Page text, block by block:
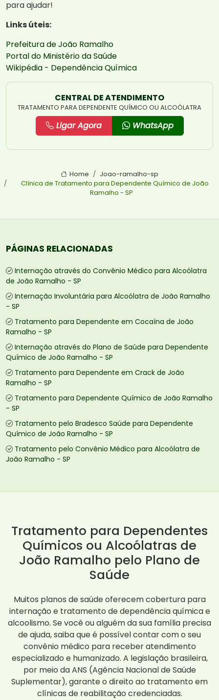
para ajudar!
Links úteis:
Prefeitura de João Ramalho
Portal do Ministério da Saúde
Wikipédia - Dependência Química
CENTRAL DE ATENDIMENTO
TRATAMENTO PARA DEPENDENTE QUÍMICO OU ALCOÓLATRA
Ligar Agora WhatsApp
Home
Joao-ramalho-sp
Clínica de Tratamento para Dependente Químico de João
Ramalho - SP
PÁGINAS RELACIONADAS
Internação através do Convênio Médico para Alcoólatra
de João Ramalho - SP
Internação Involuntária para Alcoólatra de João Ramalho
- SP
Tratamento para Dependente em Cocaína de João
Ramalho - SP
Internação através do Plano de Saúde para Dependente
Químico de João Ramalho - SP
Tratamento para Dependente em Crack de João
Ramalho - SP
Tratamento para Dependente Químico de João Ramalho
- SP
Tratamento pelo Bradesco Saúde para Dependente
Químico de João Ramalho - SP
Tratamento pelo Convênio Médico para Alcoólatra de
João Ramalho - SP
Tratamento para Dependentes
Químicos ou Alcoólatras de
João Ramalho pelo Plano de
Saúde
Muitos planos de saúde oferecem cobertura para
internação e tratamento de dependência química e
alcoolismo. Se você ou alguém da sua família precisa
de ajuda, saiba que é possível contar com o seu
convênio médico para receber atendimento
especializado e humanizado. A legislação brasileira,
por meio da ANS (Agência Nacional de Saúde
Suplementar), garante o direito ao tratamento em
clínicas de reabilitação credenciadas.